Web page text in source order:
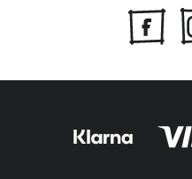
String-hylla passer like bra
og stue. Eller hvorfor ikke
String hyllehar blitt mer enn
designet som. Den er en